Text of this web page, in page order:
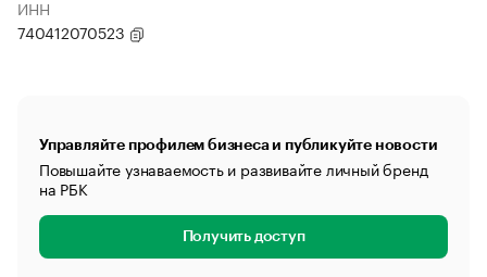
ИНН
740412070523
Управляйте профилем бизнеса и публикуйте новости
Повышайте узнаваемость и развивайте личный бренд
на РБК
Получить доступ